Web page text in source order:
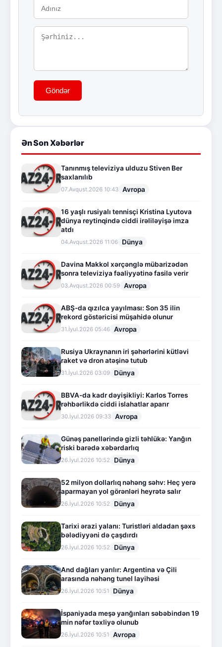
Göndər
Ən Son Xəbərlər
Tanınmış televiziya ulduzu Stiven Ber
saxlanılıb
07.Avqust.2026 10:43 Avropa
16 yaşlı rusiyalı tennisçi Kristina Lyutova
dünya reytinqində ciddi irəliləyişə imza
atdı
04.Avqust.2026 11:06 Dünya
Davina Makkol xərçənglə mübarizədən
sonra televiziya fəaliyyətinə fasilə verir
03.Avqust.2026 00:59 Avropa
ABŞ-da qızılca yayılması: Son 35 ilin
rekord göstəricisi müşahidə olunur
31.İyul.2026 05:46 Avropa
Rusiya Ukraynanın iri şəhərlərini kütləvi
raket və dron atəşinə tutub
31.İyul.2026 03:09 Dünya
BBVA-da kadr dəyişikliyi: Karlos Torres
rəhbərlikdə ciddi islahatlar aparır
30.İyul.2026 09:33 Avropa
Günəş panellərində gizli təhlükə: Yanğın
riski barədə xəbərdarlıq
26.İyul.2026 10:52 Dünya
52 milyon dollarlıq nəhəng səhv: Heç yerə
aparmayan yol görənləri heyrətə salır
26.İyul.2026 10:52 Dünya
Tarixi ərazi yalanı: Turistləri aldadan şəxs
bələdiyyəni də çaşdırdı
26.İyul.2026 10:52 Dünya
And dağları yarılır: Argentina və Çili
arasında nəhəng tunel layihəsi
26.İyul.2026 10:51 Dünya
İspaniyada meşə yanğınları səbəbindən 19
min nəfər təxliyə olunub
26.İyul.2026 10:51 Avropa